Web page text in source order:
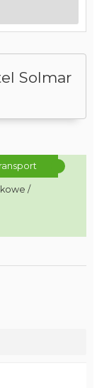
Solmar
/